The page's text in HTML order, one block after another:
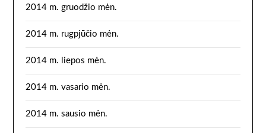
2014 m. gruodžio mėn.
2014 m. rugpjūčio mėn.
2014 m. liepos mėn.
2014 m. vasario mėn.
2014 m. sausio mėn.